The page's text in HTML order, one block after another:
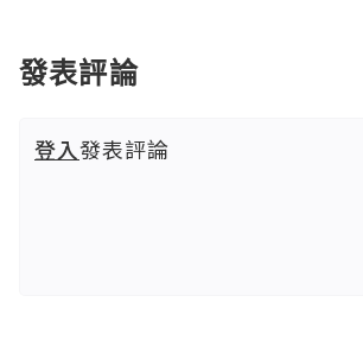
發表評論
登入發表評論